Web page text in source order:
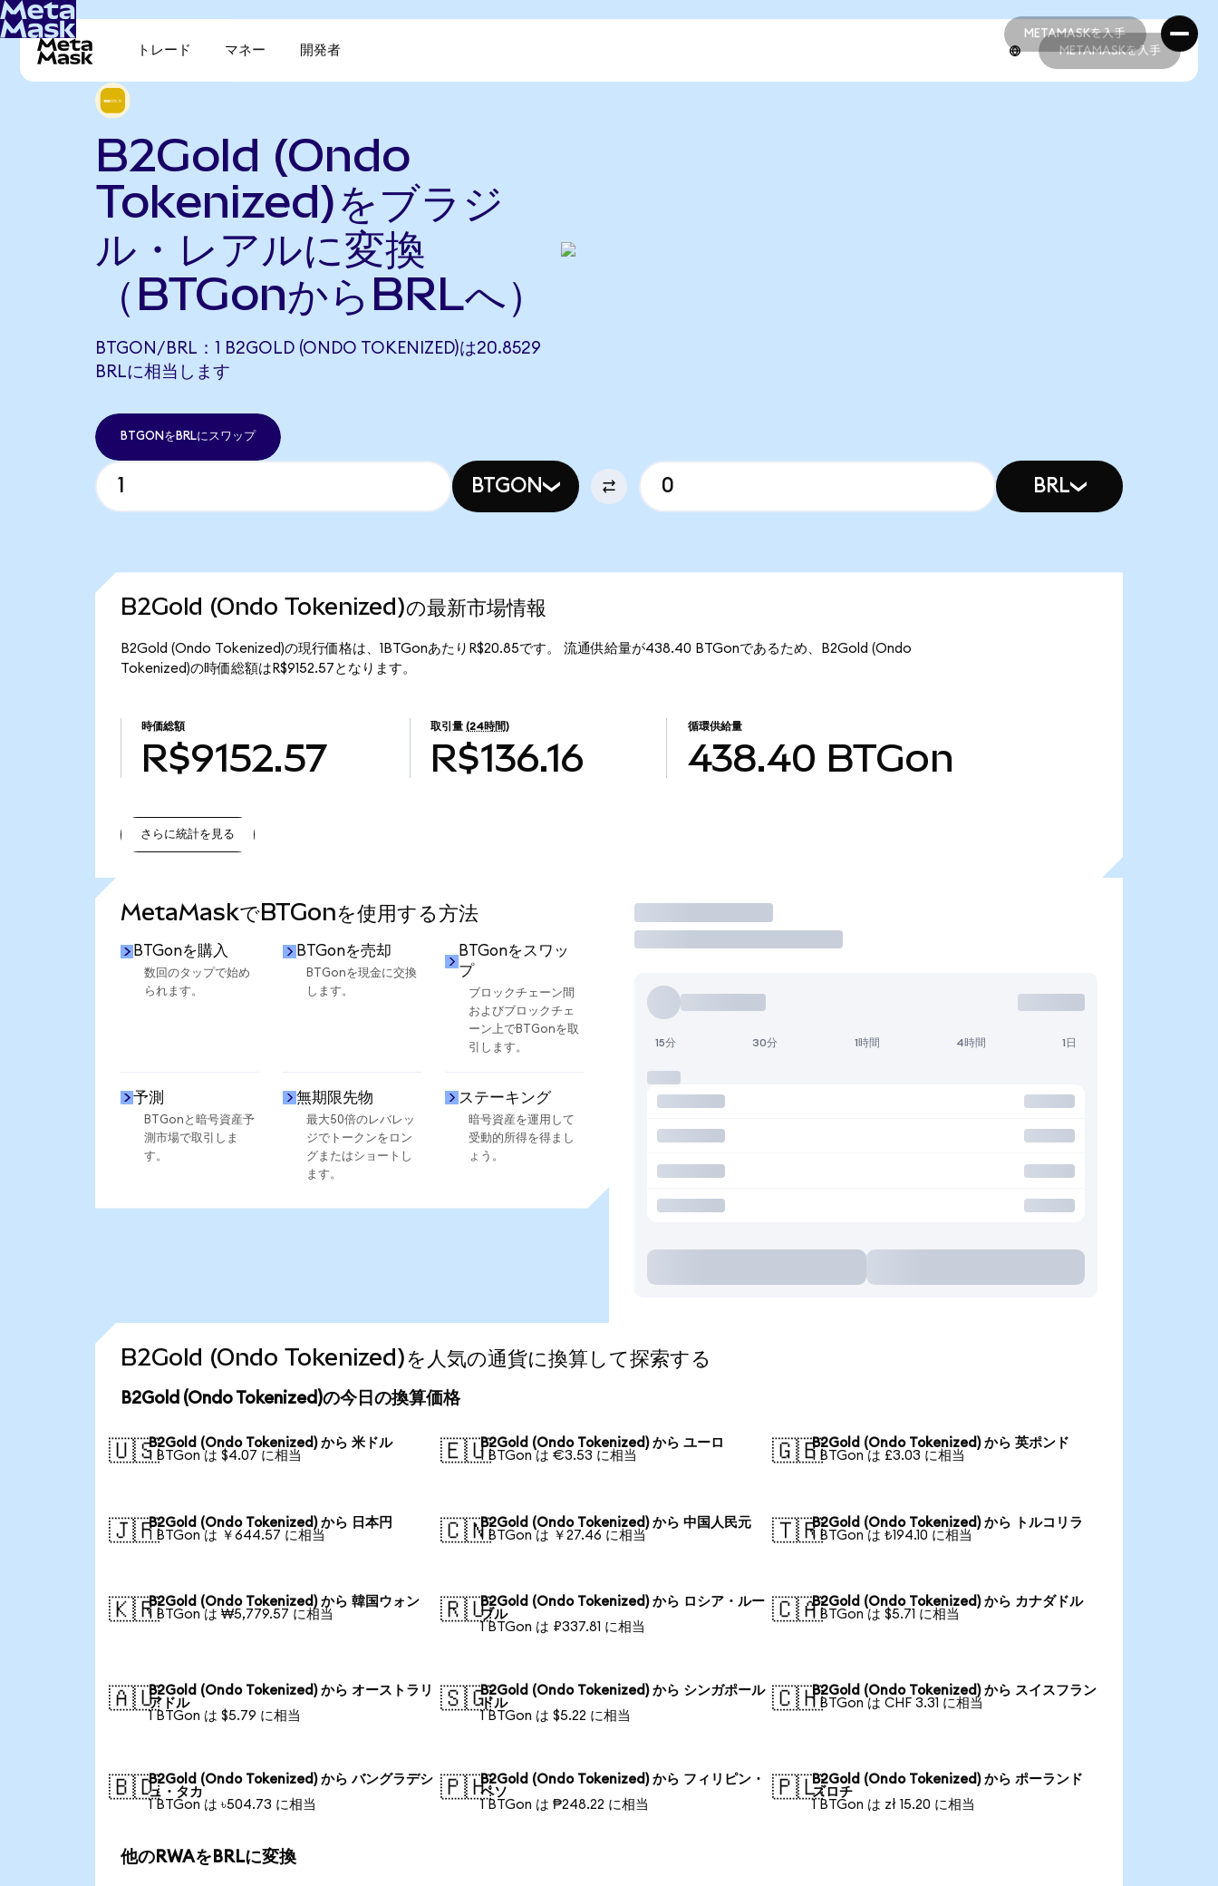
METAMASKを入手
METAMASKを入手
トレード マネー 開発者 METAMASKを入手
B2Gold (Ondo
Tokenized)をブラジ
ル・レアルに変換
（BTGonからBRLへ）
BTGON/BRL：1 B2GOLD (ONDO TOKENIZED)は20.8529
BRLに相当します
BTGONをBRLにスワップ
BTGON BRL
B2Gold (Ondo Tokenized)の最新市場情報
B2Gold (Ondo Tokenized)の現行価格は、1BTGonあたりR$20.85です。 流通供給量が438.40 BTGonであるため、B2Gold (Ondo
Tokenized)の時価総額はR$9152.57となります。
時価総額
R$9152.57
取引量 (24時間)
R$136.16
循環供給量
438.40 BTGon
さらに統計を見る
MetaMaskでBTGonを使用する方法
BTGonを購入
数回のタップで始め
られます。
BTGonを売却
BTGonを現金に交換
します。
BTGonをスワッ
プ
ブロックチェーン間
およびブロックチェ
ーン上でBTGonを取
引します。
予測
BTGonと暗号資産予
測市場で取引しま
す。
無期限先物
最大50倍のレバレッ
ジでトークンをロン
グまたはショートし
ます。
ステーキング
暗号資産を運用して
受動的所得を得まし
ょう。
取引
15分 30分 1時間 4時間 1日
B2Gold (Ondo Tokenized)を人気の通貨に換算して探索する
B2Gold (Ondo Tokenized)の今日の換算価格
🇺🇸B2Gold (Ondo Tokenized) から 米ドル
1 BTGon は $4.07 に相当
🇪🇺B2Gold (Ondo Tokenized) から ユーロ
1 BTGon は €3.53 に相当
🇬🇧B2Gold (Ondo Tokenized) から 英ポンド
1 BTGon は £3.03 に相当
🇯🇵B2Gold (Ondo Tokenized) から 日本円
1 BTGon は ￥644.57 に相当
🇨🇳B2Gold (Ondo Tokenized) から 中国人民元
1 BTGon は ￥27.46 に相当
🇹🇷B2Gold (Ondo Tokenized) から トルコリラ
1 BTGon は ₺194.10 に相当
🇰🇷B2Gold (Ondo Tokenized) から 韓国ウォン
1 BTGon は ₩5,779.57 に相当
🇷🇺B2Gold (Ondo Tokenized) から ロシア・ルー
ブル
1 BTGon は ₽337.81 に相当
🇨🇦B2Gold (Ondo Tokenized) から カナダドル
1 BTGon は $5.71 に相当
🇦🇺B2Gold (Ondo Tokenized) から オーストラリ
アドル
1 BTGon は $5.79 に相当
🇸🇬B2Gold (Ondo Tokenized) から シンガポール
ドル
1 BTGon は $5.22 に相当
🇨🇭B2Gold (Ondo Tokenized) から スイスフラン
1 BTGon は CHF 3.31 に相当
🇧🇩B2Gold (Ondo Tokenized) から バングラデシ
ュ・タカ
1 BTGon は ৳504.73 に相当
🇵🇭B2Gold (Ondo Tokenized) から フィリピン・
ペソ
1 BTGon は ₱248.22 に相当
🇵🇱B2Gold (Ondo Tokenized) から ポーランド
ズロチ
1 BTGon は zł 15.20 に相当
他のRWAをBRLに変換